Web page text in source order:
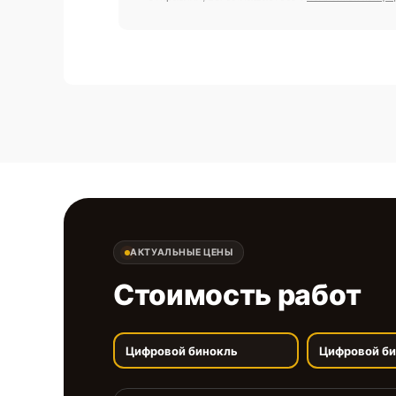
АКТУАЛЬНЫЕ ЦЕНЫ
Стоимость работ
Цифровой бинокль Цифровой